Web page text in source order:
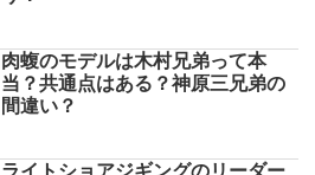
肉蝮のモデルは木村兄弟って本
当？共通点はある？神原三兄弟の
間違い？